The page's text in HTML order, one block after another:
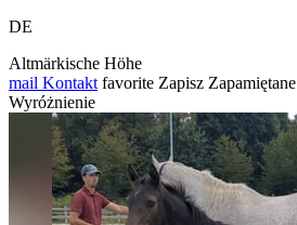
DE
Altmärkische Höhe
mail Kontakt favorite Zapisz Zapamiętane
Wyróżnienie